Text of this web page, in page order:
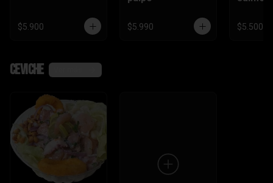
$5.900 $5.990 $5.500
Ceviche